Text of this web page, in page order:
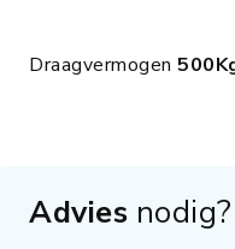
Draagvermogen
Advies nodig?